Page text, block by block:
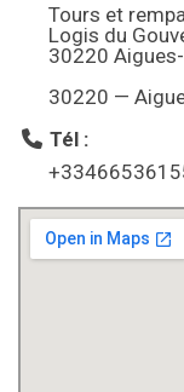
Tours et
Logis du
30220
30220 —
Tél :